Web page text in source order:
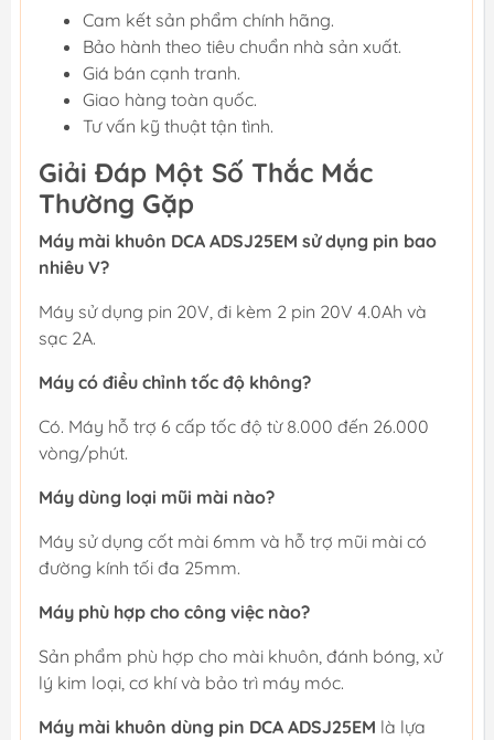
Cam kết sản phẩm chính hãng.
Bảo hành theo tiêu chuẩn nhà sản xuất.
Giá bán cạnh tranh.
Giao hàng toàn quốc.
Tư vấn kỹ thuật tận tình.
Giải Đáp Một Số Thắc Mắc
Thường Gặp
Máy mài khuôn DCA ADSJ25EM sử dụng pin bao
nhiêu V?
Máy sử dụng pin 20V, đi kèm 2 pin 20V 4.0Ah và
sạc 2A.
Máy có điều chỉnh tốc độ không?
Có. Máy hỗ trợ 6 cấp tốc độ từ 8.000 đến 26.000
vòng/phút.
Máy dùng loại mũi mài nào?
Máy sử dụng cốt mài 6mm và hỗ trợ mũi mài có
đường kính tối đa 25mm.
Máy phù hợp cho công việc nào?
Sản phẩm phù hợp cho mài khuôn, đánh bóng, xử
lý kim loại, cơ khí và bảo trì máy móc.
Máy mài khuôn dùng pin DCA ADSJ25EM là lựa